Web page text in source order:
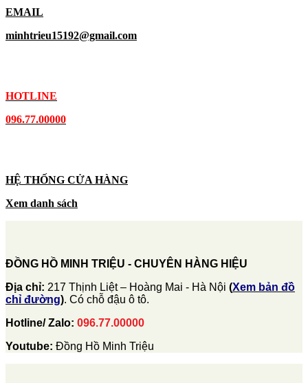
EMAIL
minhtrieu15192@gmail.com
HOTLINE
096.77.00000
HỆ THỐNG CỬA HÀNG
Xem danh sách
ĐỒNG HỒ MINH TRIỆU - CHUYÊN HÀNG HIỆU
Địa chỉ: 217 Thịnh Liệt – Hoàng Mai - Hà Nội (Xem bản đồ
chỉ đường). Có chỗ đậu ô tô.
Hotline/ Zalo: 096.77.00000
Youtube: Đồng Hồ Minh Triệu